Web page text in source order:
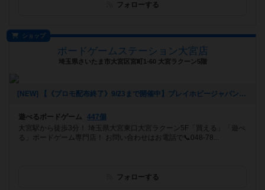
フォローする
ショップ
ボードゲームステーション大宮店
埼玉県さいたま市大宮区宮町1-60 大宮ラクーン5階
[NEW] 【《プロモ配布終了》9/23まで開催中】プレイホビージャパン！第31回 クトナー・ホラ：銀の町《土地権協定》体験会（2024年08月11日 16時22分）
遊べるボードゲーム
447個
大宮駅から徒歩3分！ 埼玉県大宮東口大宮ラクーン5F「買える」「遊べ
る」ボードゲーム専門店！ お問い合わせはお電話で📞048-78...
フォローする